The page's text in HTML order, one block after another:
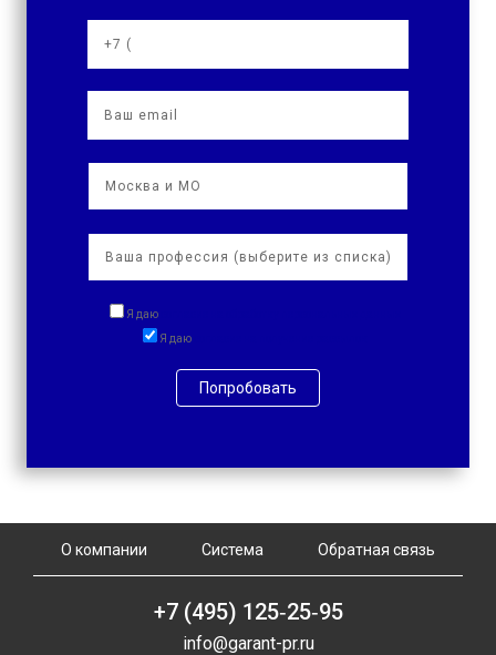
Я даю
Я даю
Попробовать
О компании Система Обратная связь
+7 (495) 125‑25‑95
info@garant-pr.ru